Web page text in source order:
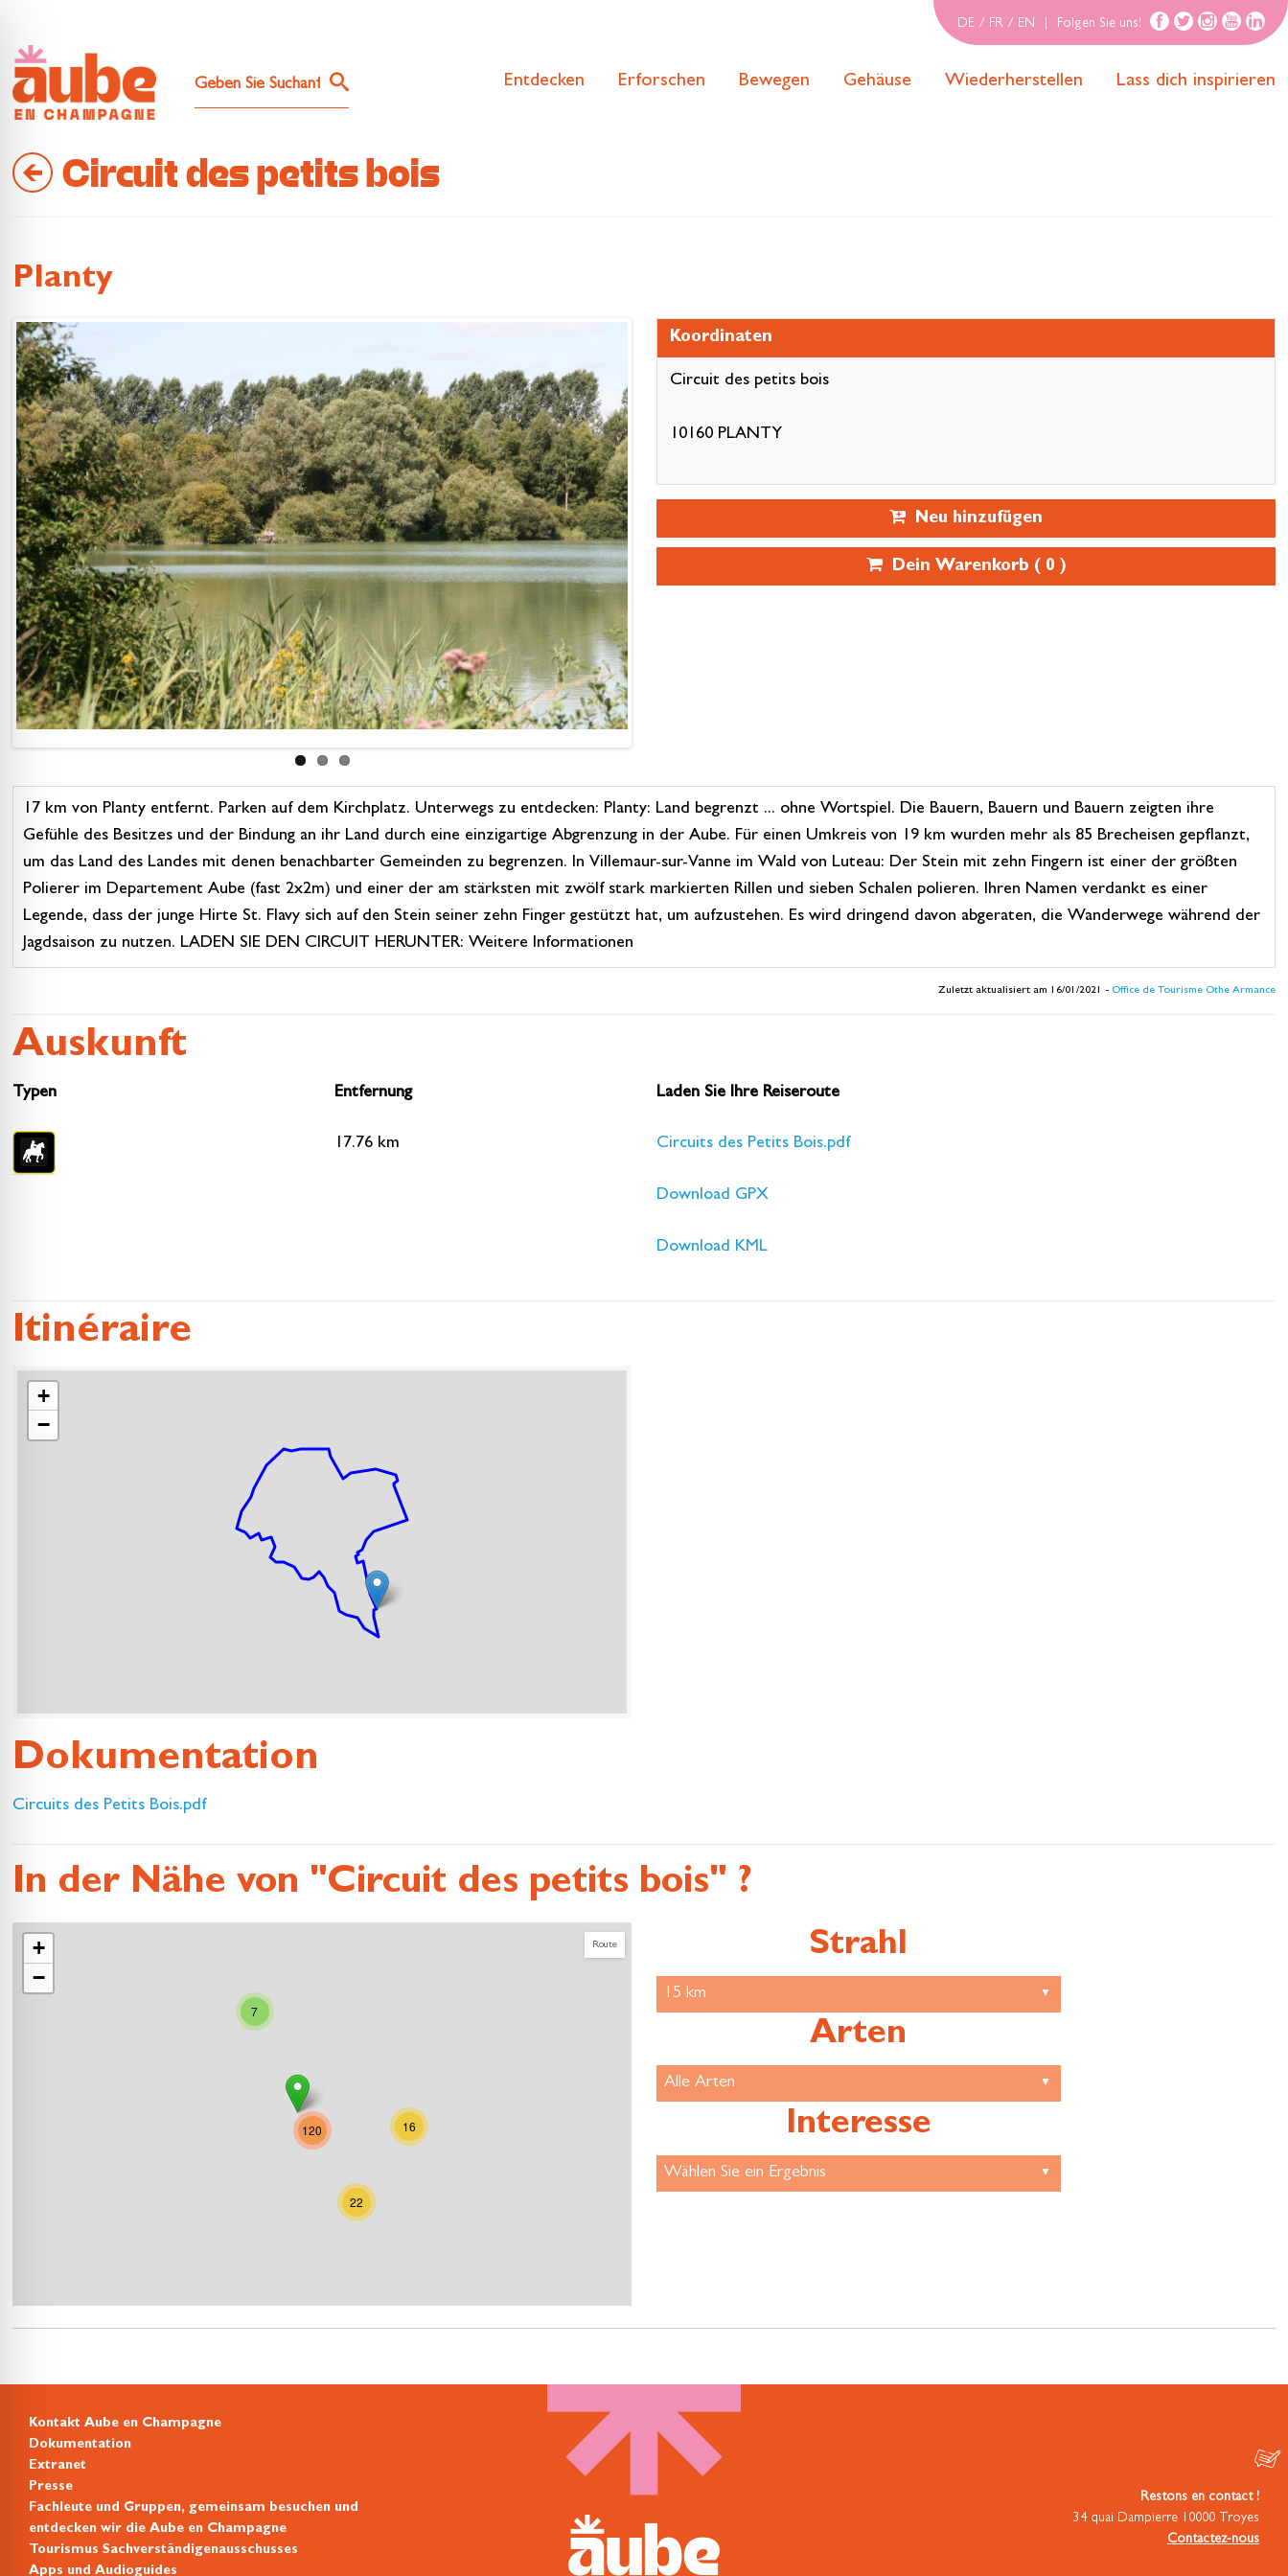
DE / FR / EN Folgen Sie uns!
Entdecken Erforschen Bewegen Gehäuse Wiederherstellen Lass dich inspirieren
Circuit des petits bois
Planty
Koordinaten
Circuit des petits bois
10160 PLANTY
Neu hinzufügen
Dein Warenkorb ( 0 )
17 km von Planty entfernt. Parken auf dem Kirchplatz. Unterwegs zu entdecken: Planty: Land begrenzt ... ohne Wortspiel. Die Bauern, Bauern und Bauern zeigten ihre
Gefühle des Besitzes und der Bindung an ihr Land durch eine einzigartige Abgrenzung in der Aube. Für einen Umkreis von 19 km wurden mehr als 85 Brecheisen gepflanzt,
um das Land des Landes mit denen benachbarter Gemeinden zu begrenzen. In Villemaur-sur-Vanne im Wald von Luteau: Der Stein mit zehn Fingern ist einer der größten
Polierer im Departement Aube (fast 2x2m) und einer der am stärksten mit zwölf stark markierten Rillen und sieben Schalen polieren. Ihren Namen verdankt es einer
Legende, dass der junge Hirte St. Flavy sich auf den Stein seiner zehn Finger gestützt hat, um aufzustehen. Es wird dringend davon abgeraten, die Wanderwege während der
Jagdsaison zu nutzen. LADEN SIE DEN CIRCUIT HERUNTER: Weitere Informationen
Zuletzt aktualisiert am 16/01/2021 - Office de Tourisme Othe Armance
Auskunft
Typen Entfernung
17.76 km
Laden Sie Ihre Reiseroute
Circuits des Petits Bois.pdf
Download GPX
Download KML
Itinéraire
+
−
Dokumentation
Circuits des Petits Bois.pdf
In der Nähe von "Circuit des petits bois" ?
Route
16
7
22
120
+
−
Strahl
Arten
Interesse
Kontakt Aube en Champagne
Dokumentation
Extranet
Presse
Fachleute und Gruppen, gemeinsam besuchen und
entdecken wir die Aube en Champagne
Tourismus Sachverständigenausschusses
Apps und Audioguides
Restons en contact !
34 quai Dampierre 10000 Troyes
Contactez-nous